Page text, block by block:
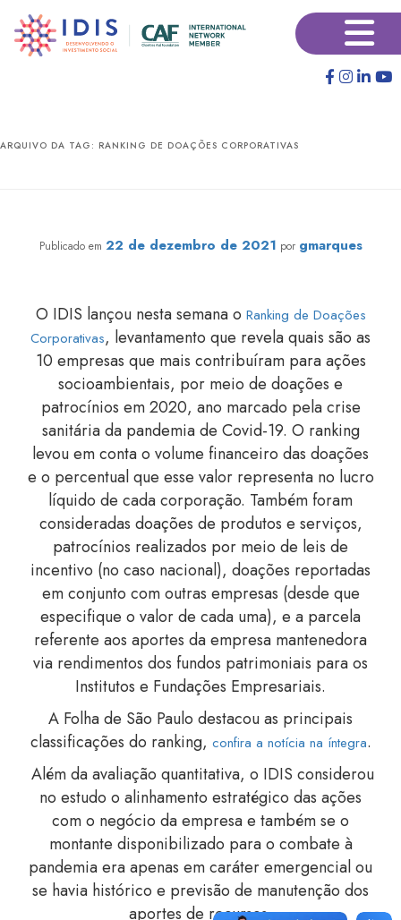
para
para
×
ARQUIVO DA TAG: RANKING DE DOAÇÕES CORPORATIVAS
Publicado em 22 de dezembro de 2021 por gmarques
O IDIS lançou nesta semana o Ranking de Doações
Corporativas, levantamento que revela quais são as
10 empresas que mais contribuíram para ações
socioambientais, por meio de doações e
patrocínios em 2020, ano marcado pela crise
sanitária da pandemia de Covid-19. O ranking
levou em conta o volume financeiro das doações
e o percentual que esse valor representa no lucro
líquido de cada corporação. Também foram
consideradas doações de produtos e serviços,
patrocínios realizados por meio de leis de
incentivo (no caso nacional), doações reportadas
em conjunto com outras empresas (desde que
especifique o valor de cada uma), e a parcela
referente aos aportes da empresa mantenedora
via rendimentos dos fundos patrimoniais para os
Institutos e Fundações Empresariais.
A Folha de São Paulo destacou as principais
classificações do ranking, confira a notícia na íntegra.
Além da avaliação quantitativa, o IDIS considerou
no estudo o alinhamento estratégico das ações
com o negócio da empresa e também se o
montante disponibilizado para o combate à
pandemia era apenas em caráter emergencial ou
se havia histórico e previsão de manutenção dos
aportes de recursos.